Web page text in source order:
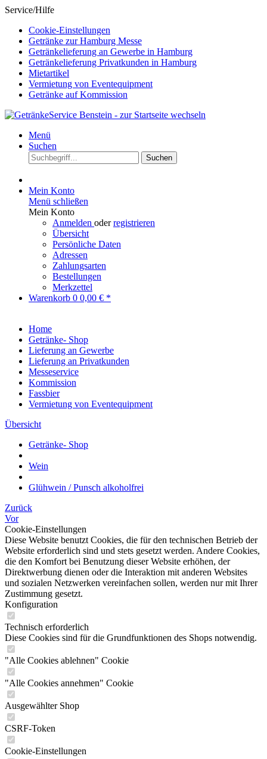
Service/Hilfe
Cookie-Einstellungen
Getränke zur Hamburg Messe
Getränkelieferung an Gewerbe in Hamburg
Getränkelieferung Privatkunden in Hamburg
Mietartikel
Vermietung von Eventequipment
Getränke auf Kommission
Menü
Suchen
Suchen
Mein Konto
Menü schließen
Mein Konto
Anmelden oderregistrieren
Übersicht
Persönliche Daten
Adressen
Zahlungsarten
Bestellungen
Merkzettel
Warenkorb 0 0,00 € *
Home
Getränke- Shop
Lieferung an Gewerbe
Lieferung an Privatkunden
Messeservice
Kommission
Fassbier
Vermietung von Eventequipment
Übersicht
Getränke- Shop
Wein
Glühwein / Punsch alkoholfrei
Zurück
Vor
Cookie-Einstellungen
Diese Website benutzt Cookies, die für den technischen Betrieb der
Website erforderlich sind und stets gesetzt werden. Andere Cookies,
die den Komfort bei Benutzung dieser Website erhöhen, der
Direktwerbung dienen oder die Interaktion mit anderen Websites
und sozialen Netzwerken vereinfachen sollen, werden nur mit Ihrer
Zustimmung gesetzt.
Konfiguration
Technisch erforderlich
Diese Cookies sind für die Grundfunktionen des Shops notwendig.
"Alle Cookies ablehnen" Cookie
"Alle Cookies annehmen" Cookie
Ausgewählter Shop
CSRF-Token
Cookie-Einstellungen